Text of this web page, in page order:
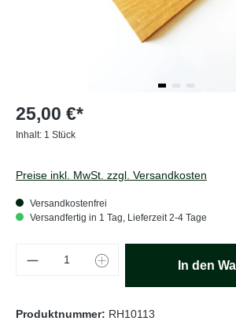
25,00 €*
Inhalt: 1 Stück
Preise inkl. MwSt. zzgl. Versandkosten
Versandkostenfrei
Versandfertig in 1 Tag, Lieferzeit 2-4 Tage
Produkt Anzahl: Gib den
In den
Produktnummer: RH10113